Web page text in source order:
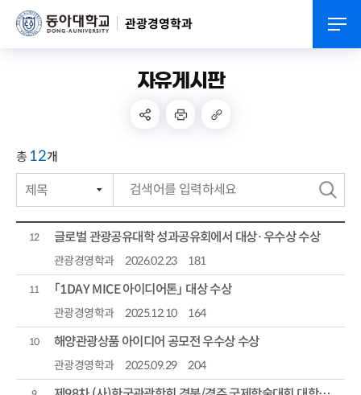
관광경영학과
자유게시판
총 12개
검
색
번호
제목
작성자
작성일자
조회수
12 글로벌 관광공유대학 성과공유회에서 대상·우수상 수상
관광경영학과 2026.02.23 181
11 「1DAY MICE 아이디어톤」 대상 수상
관광경영학과 2025.12.10 164
10 해양관광상품 아이디어 공모전 우수상 수상
관광경영학과 2025.09.29 204